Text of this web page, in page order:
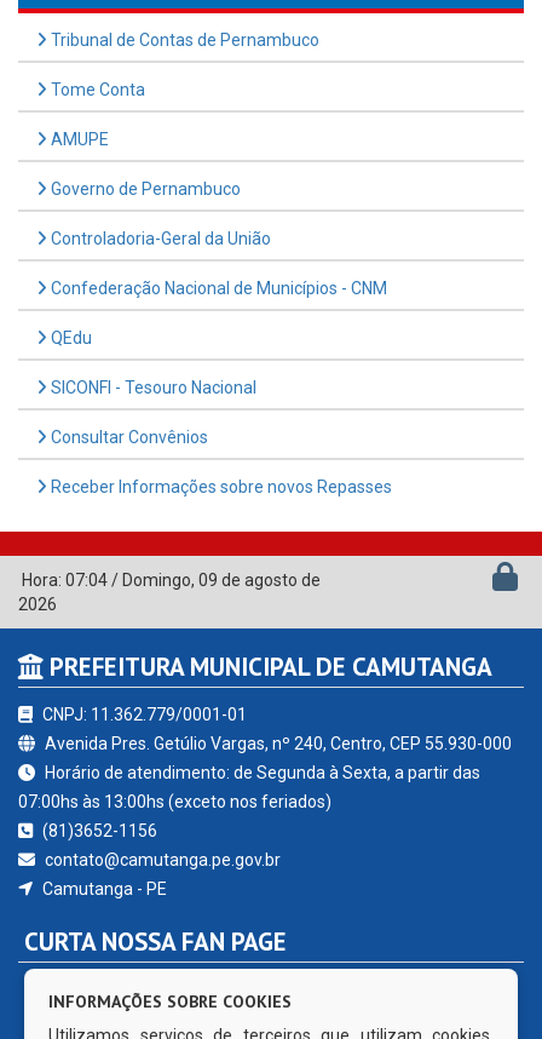
Tribunal de Contas de Pernambuco
Tome Conta
AMUPE
Governo de Pernambuco
Controladoria-Geral da União
Confederação Nacional de Municípios - CNM
QEdu
SICONFI - Tesouro Nacional
Consultar Convênios
Receber Informações sobre novos Repasses
Hora: 07:04/ Domingo, 09 de agosto de
2026
PREFEITURA MUNICIPAL DE CAMUTANGA
CNPJ: 11.362.779/0001-01
Avenida Pres. Getúlio Vargas, nº 240, Centro, CEP 55.930-000
Horário de atendimento: de Segunda à Sexta, a partir das
07:00hs às 13:00hs (exceto nos feriados)
(81)3652-1156
contato@camutanga.pe.gov.br
Camutanga - PE
CURTA NOSSA FAN PAGE
INFORMAÇÕES SOBRE COOKIES